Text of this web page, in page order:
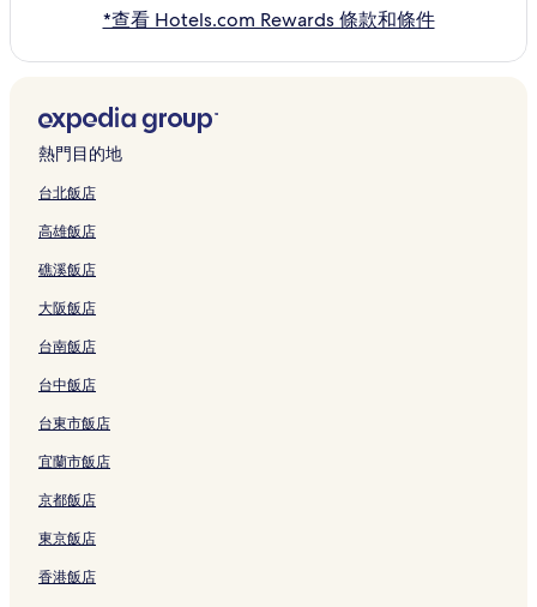
*查看 Hotels.com Rewards 條款和條件
熱門目的地
台北飯店
高雄飯店
礁溪飯店
大阪飯店
台南飯店
台中飯店
台東市飯店
宜蘭市飯店
京都飯店
東京飯店
香港飯店